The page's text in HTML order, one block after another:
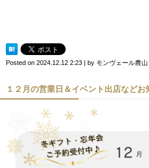
Posted on 2024.12.12 2:23 | by モンヴェール農山
１２月の営業日＆イベント出店などお